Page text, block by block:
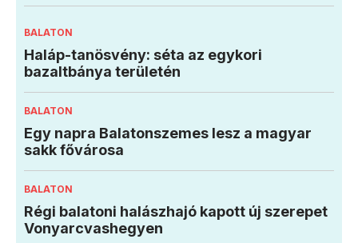
BALATON
Haláp-tanösvény: séta az egykori
bazaltbánya területén
BALATON
Egy napra Balatonszemes lesz a magyar
sakk fővárosa
BALATON
Régi balatoni halászhajó kapott új szerepet
Vonyarcvashegyen